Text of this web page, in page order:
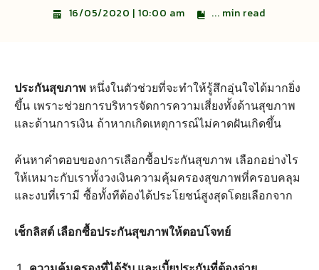
16/05/2020 | 10:00 am ... min read
ประกันสุขภาพ หนึ่งในตัวช่วยที่จะทำให้รู้สึกอุ่นใจได้มากยิ่ง
ขึ้น เพราะช่วยการบริหารจัดการความเสี่ยงทั้งด้านสุขภาพ
เเละด้านการเงิน ถ้าหากเกิดเหตุการณ์ไม่คาดฝันเกิดขึ้น
ค้นหาคำตอบของการเลือกซื้อประกันสุขภาพ เลือกอย่างไร
ให้เหมาะกับเราทั้งวงเงินความคุ้มครองสุขภาพที่ครอบคลุม
และงบที่เรามี ซื้อทั้งทีต้องได้ประโยชน์สูงสุดโดยเลือกจาก
เช็กลิสต์ เลือกซื้อประกันสุขภาพให้ตอบโจทย์